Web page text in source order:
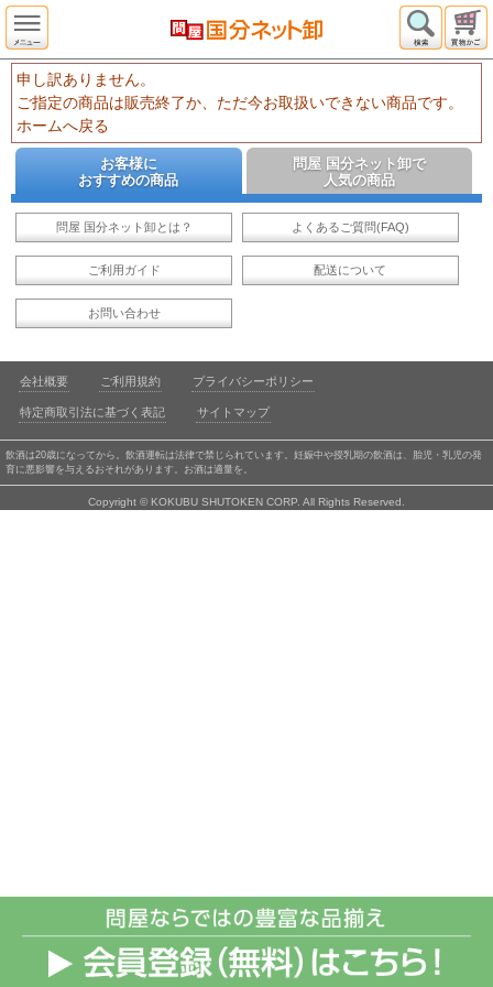
申し訳ありません。
ご指定の商品は販売終了か、ただ今お取扱いできない商品です。
ホームへ戻る
お客様に
おすすめの商品
問屋 国分ネット卸で
人気の商品
問屋 国分ネット卸とは？ よくあるご質問(FAQ)
ご利用ガイド 配送について
お問い合わせ
会社概要 ご利用規約 プライバシーポリシー
特定商取引法に基づく表記 サイトマップ
飲酒は20歳になってから。飲酒運転は法律で禁じられています。妊娠中や授乳期の飲酒は、胎児・乳児の発
育に悪影響を与えるおそれがあります。お酒は適量を。
Copyright © KOKUBU SHUTOKEN CORP. All Rights Reserved.